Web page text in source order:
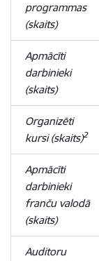
programmas
(skaits)
Apmācīti
darbinieki
(skaits)
Organizēti
kursi (skaits)2
Apmācīti
darbinieki
franču valodā
(skaits)
Auditoru